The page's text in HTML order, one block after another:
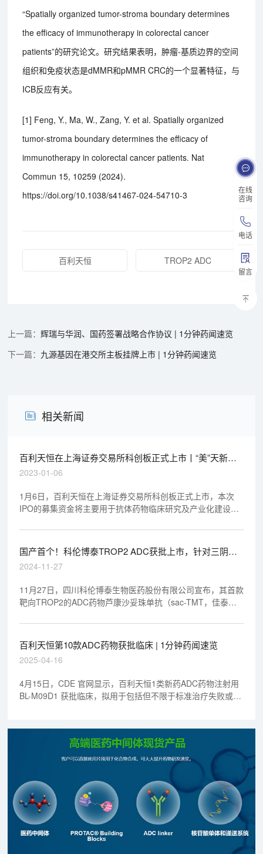
在线
咨询
电话
留言
“Spatially organized tumor-stroma boundary determines
the efficacy of immunotherapy in colorectal cancer
patients”的研究论文。研究结果表明，肿瘤-基质边界的空间
组织和免疫状态是dMMR和pMMR CRC的一个显著特征，与
ICB反应有关。
[1] Feng, Y., Ma, W., Zang, Y. et al. Spatially organized
tumor-stroma boundary determines the efficacy of
immunotherapy in colorectal cancer patients. Nat
Commun 15, 10259 (2024).
https://doi.org/10.1038/s41467-024-54710-3
百利天恒 TROP2 ADC
辉瑞与华润、国药签署战略合作协议 | 1分钟药闻速览
九源基因在港交所主板挂牌上市 | 1分钟药闻速览
相关新闻
百利天恒在上海证券交易所科创板正式上市丨“美”天新药
事
2023-01-06
1月6日，百利天恒在上海证券交易所科创板正式上市，本次
IPO的募集资金将主要用于抗体药物临床研究及产业化建设、
国产首个！科伦博泰TROP2 ADC获批上市，针对三阴性
乳腺癌 | 1分钟药闻速览
2024-11-27
11月27日，四川科伦博泰生物医药股份有限公司宣布，其首款
靶向TROP2的ADC药物芦康沙妥珠单抗（sac-TMT，佳泰莱
既往至少接受过2种系统治疗（其中至少1种治疗针对晚期或转
移性阶段）的不可切除的局部晚期或转移性三阴性乳腺癌
（TNBC）成人患者。
百利天恒第10款ADC药物获批临床 | 1分钟药闻速览
2025-04-16
4月15日，CDE 官网显示，百利天恒1类新药ADC药物注射用
BL-M09D1 获批临床，拟用于包括但不限于标准治疗失败或无